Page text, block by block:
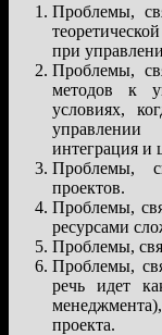
Проблемы,
при
Проблемы,
методов к
условиях,
интеграция и
Проблемы,
проектов.
Проблемы,
ресурсами
Проблемы,
Проблемы,
речь идет
проекта.